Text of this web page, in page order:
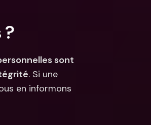
?
sont
. Si une
en informons